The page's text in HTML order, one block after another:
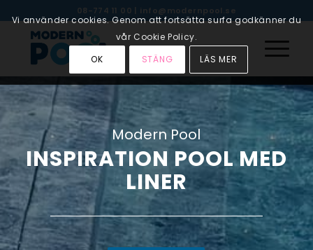
08-774 11 00 | info@modernpool.se
Modern Pool
INSPIRATION POOL MED
LINER
Vi använder cookies. Genom att fortsätta surfa godkänner du
vår Cookie Policy.
OK
STÄNG LÄS MER